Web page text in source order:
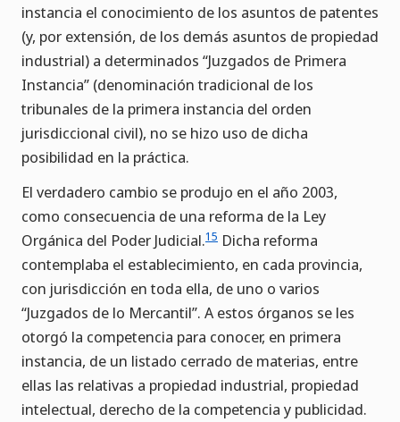
instancia el conocimiento de los asuntos de patentes
(y, por extensión, de los demás asuntos de propiedad
industrial) a determinados “Juzgados de Primera
Instancia” (denominación tradicional de los
tribunales de la primera instancia del orden
jurisdiccional civil), no se hizo uso de dicha
posibilidad en la práctica.
El verdadero cambio se produjo en el año 2003,
como consecuencia de una reforma de la Ley
Orgánica del Poder Judicial.15 Dicha reforma
contemplaba el establecimiento, en cada provincia,
con jurisdicción en toda ella, de uno o varios
“Juzgados de lo Mercantil”. A estos órganos se les
otorgó la competencia para conocer, en primera
instancia, de un listado cerrado de materias, entre
ellas las relativas a propiedad industrial, propiedad
intelectual, derecho de la competencia y publicidad.